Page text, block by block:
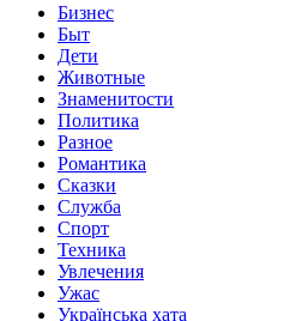
Бизнес
Быт
Дети
Животные
Знаменитости
Политика
Разное
Романтика
Сказки
Служба
Спорт
Техника
Увлечения
Ужас
Українська хата